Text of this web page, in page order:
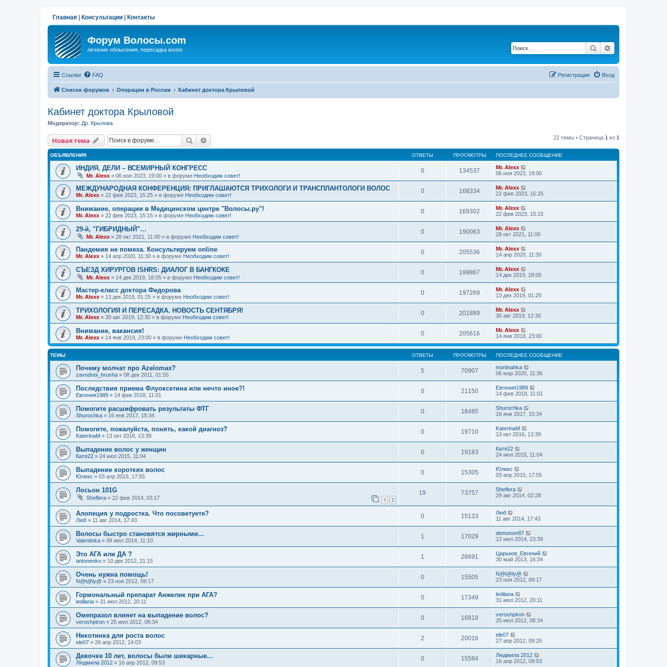
Главная Консультации Контакты
Форум Волосы.com
лечение облысения, пересадка волос Поиск
Ссылки FAQ Вход
Регистрация
Список форумов Операции в России Кабинет доктора Крыловой
Кабинет доктора Крыловой
Модератор: Др. Крылова
Новая тема Поиск 22 темы • Страница 1 из 1
ОБЪЯВЛЕНИЯ ОТВЕТЫ ПРОСМОТРЫ ПОСЛЕДНЕЕ СООБЩЕНИЕ
ИНДИЯ, ДЕЛИ – ВСЕМИРНЫЙ КОНГРЕСС
Mr. Alexx » 06 ноя 2023, 19:00 » в форуме Необходим совет!
0 134537
Mr. Alexx
06 ноя 2023, 19:00
МЕЖДУНАРОДНАЯ КОНФЕРЕНЦИЯ: ПРИГЛАШАЮТСЯ ТРИХОЛОГИ И ТРАНСПЛАНТОЛОГИ ВОЛОС
Mr. Alexx » 22 фев 2023, 15:25 » в форуме Необходим совет!
0 168334
Mr. Alexx
22 фев 2023, 15:25
Внимание, операции в Медицинском центре "Волосы.ру"!
Mr. Alexx » 22 фев 2023, 15:15 » в форуме Необходим совет!
0 169302
Mr. Alexx
22 фев 2023, 15:15
29-й, "ГИБРИДНЫЙ"…
Mr. Alexx » 28 окт 2021, 11:00 » в форуме Необходим совет!
0 190063
Mr. Alexx
28 окт 2021, 11:00
Пандемия не помеха. Консультируем online
Mr. Alexx » 14 апр 2020, 11:30 » в форуме Необходим совет!
0 205536
Mr. Alexx
14 апр 2020, 11:30
СЪЕЗД ХИРУРГОВ ISHRS: ДИАЛОГ В БАНГКОКЕ
Mr. Alexx » 14 дек 2019, 18:05 » в форуме Необходим совет!
0 199867
Mr. Alexx
14 дек 2019, 18:05
Мастер-класс доктора Федорова
Mr. Alexx » 13 дек 2019, 01:25 » в форуме Необходим совет!
0 197269
Mr. Alexx
13 дек 2019, 01:25
ТРИХОЛОГИЯ И ПЕРЕСАДКА. НОВОСТЬ СЕНТЯБРЯ!
Mr. Alexx » 30 авг 2019, 12:30 » в форуме Необходим совет!
0 201889
Mr. Alexx
30 авг 2019, 12:30
Внимание, вакансия!
Mr. Alexx » 14 янв 2019, 23:00 » в форуме Необходим совет!
0 205616
Mr. Alexx
14 янв 2019, 23:00
ТЕМЫ ОТВЕТЫ ПРОСМОТРЫ ПОСЛЕДНЕЕ СООБЩЕНИЕ
Почему молчат про Azelomax?
zavodnoi_hrusha » 08 дек 2011, 01:55
5 70907
moriinahka
06 мар 2020, 11:36
Последствия приема Флуоксетина или нечто иное?!
Евгения1989 » 14 фев 2018, 11:01
0 21150
Евгения1989
14 фев 2018, 11:01
Помогите расшифровать результаты ФТГ
Shurochka » 16 янв 2017, 15:34
0 18485
Shurochka
16 янв 2017, 15:34
Помогите, пожалуйста, понять, какой диагноз?
KaterinaM » 13 окт 2016, 13:39
0 19710
KaterinaM
13 окт 2016, 13:39
Выпадение волос у женщин
Катя22 » 24 июл 2015, 11:04
0 19183
Катя22
24 июл 2015, 11:04
Выпадение коротких волос
Юлекс » 03 апр 2015, 17:55
0 15305
Юлекс
03 апр 2015, 17:55
Лосьон 101G
Sheflera » 22 фев 2014, 03:17 1 2
19 73757
Sheflera
29 авг 2014, 02:28
Алопеция у подростка. Что посоветуете?
Люб » 11 авг 2014, 17:43
0 15133
Люб
11 авг 2014, 17:43
Волосы быстро становятся жирными...
Valentinka » 09 июл 2014, 11:10
1 17029
demooon87
12 июл 2014, 23:39
Это АГА или ДА ?
antonenko » 10 дек 2012, 21:15
1 26691
Царьков_Евгений
30 май 2013, 16:34
Очень нужна помощь!
N@t@ly@ » 23 ноя 2012, 09:17
0 15505
N@t@ly@
23 ноя 2012, 09:17
Гормональный препарат Анжелик при АГА?
ledilana » 31 июл 2012, 20:11
0 17349
ledilana
31 июл 2012, 20:11
Омепразол влияет на выпадение волос?
veroshpiron » 25 июл 2012, 08:34
0 16818
veroshpiron
25 июл 2012, 08:34
Никотинка для роста волос
ele07 » 26 апр 2012, 14:03
2 20016
ele07
27 апр 2012, 09:25
Девочке 10 лет, волосы были шикарные...
Людмила 2012 » 16 апр 2012, 09:53
0 15584
Людмила 2012
16 апр 2012, 09:53